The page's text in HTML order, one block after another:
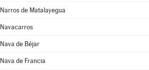
Narros de Matalayegua
Navacarros
Nava de Béjar
Nava de Francia